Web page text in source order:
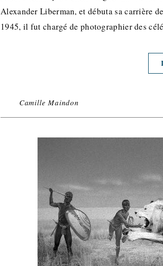
Alexander Liberman, et débuta sa carrière
1945, il fut chargé de photographier des
Camille Maindon